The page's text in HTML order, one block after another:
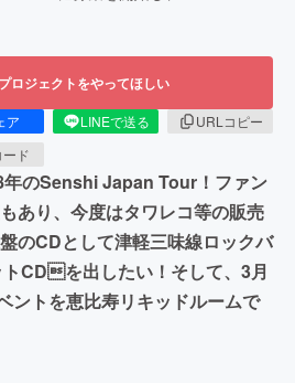
ロジェクトをやってほしい
ア LINEで送る
URLコピー
ド
年のSenshi Japan Tour！ファン
あり、今度はタワレコ等の販売
のCDとして津軽三味線ロックバ
CDを出したい！そして、3月
ントを恵比寿リキッドルームで